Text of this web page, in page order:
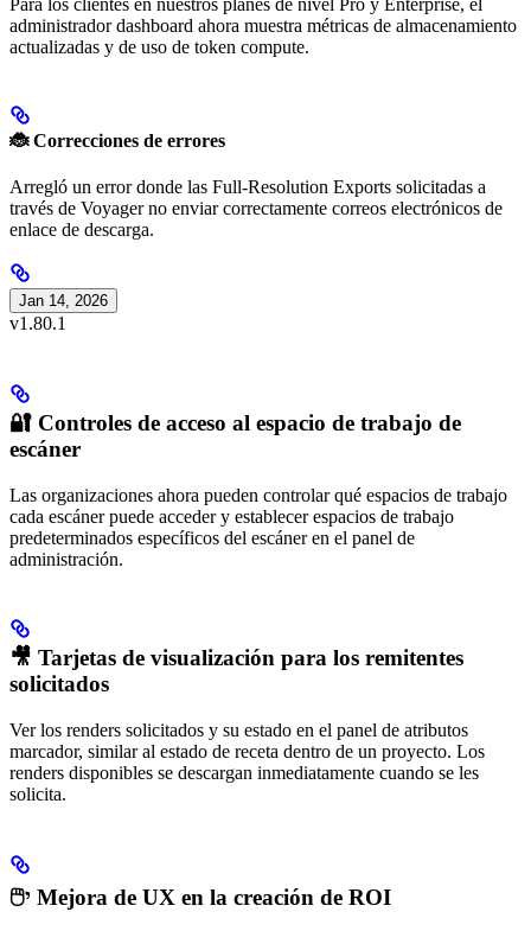
administrador dashboard ahora muestra métricas de almacenamiento
actualizadas y de uso de token compute.
🐞 Correcciones de errores
Arregló un error donde las Full-Resolution Exports solicitadas a
través de Voyager no enviar correctamente correos electrónicos de
enlace de descarga.
Jan 14, 2026
v1.80.1
🔐 Controles de acceso al espacio de trabajo de
escáner
Las organizaciones ahora pueden controlar qué espacios de trabajo
cada escáner puede acceder y establecer espacios de trabajo
predeterminados específicos del escáner en el panel de
administración.
🎥 Tarjetas de visualización para los remitentes
solicitados
Ver los renders solicitados y su estado en el panel de atributos
marcador, similar al estado de receta dentro de un proyecto. Los
renders disponibles se descargan inmediatamente cuando se les
solicita.
🖱י Mejora de UX en la creación de ROI